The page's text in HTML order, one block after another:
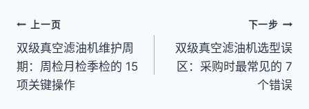
文
章
导
上一页
双级真空滤油机维护周
期：周检月检季检的 15
项关键操作
下一步
双级真空滤油机选型误
区：采购时最常见的 7
个错误